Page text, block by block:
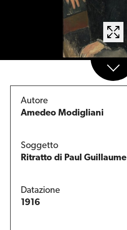
Autore
Amedeo Modigliani
Soggetto
Ritratto di Paul Guillaume
Datazione
1916